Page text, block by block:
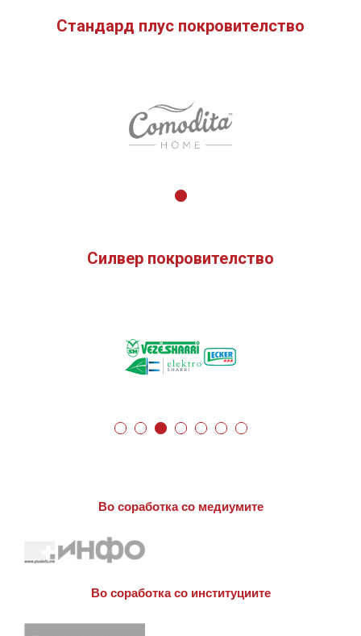
Стандард плус покровителство
Силвер покровителство
Во соработка со медиумите
Во соработка со институциите